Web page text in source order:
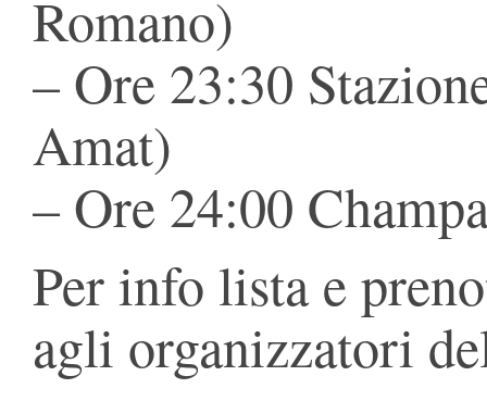
Romano)
– Ore 23:30
Amat)
– Ore 24:00
Per info lista e
agli organizzatori